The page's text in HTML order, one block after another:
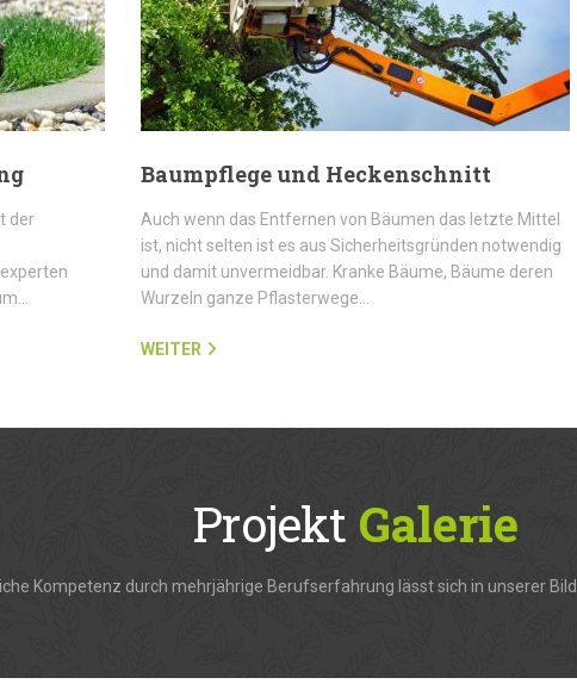
der
Baumpflege und Heckenschnitt
Auch wenn das Entfernen von Bäumen das letzte Mittel
ist, nicht selten ist es aus Sicherheitsgründen notwendig
und damit unvermeidbar. Kranke Bäume, Bäume deren
Wurzeln ganze Pflasterwege…
WEITER
Projekt Galerie
Kompetenz durch mehrjährige Berufserfahrung lässt sich in unserer